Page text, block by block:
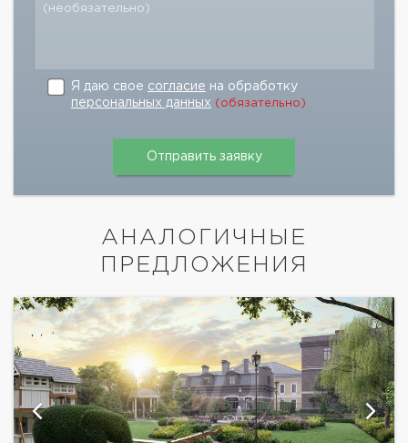
(необязательно)
Я даю свое согласие на обработку
персональных данных (обязательно)
АНАЛОГИЧНЫЕ
ПРЕДЛОЖЕНИЯ